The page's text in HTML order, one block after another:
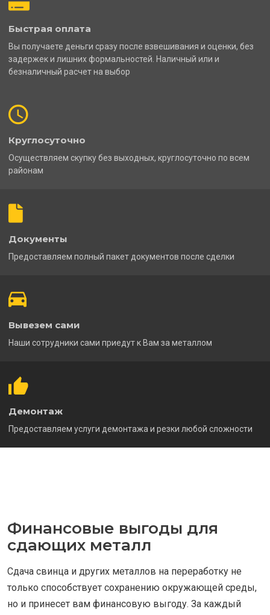
Быстрая оплата
Вы получаете деньги сразу после взвешивания и оценки, без
задержек и лишних формальностей. Наличный или и
безналичный расчет на выбор
Круглосуточно
Осуществляем скупку без выходных, круглосуточно по всем
районам
Документы
Предоставляем полный пакет документов после сделки
Вывезем сами
Наши сотрудники сами приедут к Вам за металлом
Демонтаж
Предоставляем услуги демонтажа и резки любой сложности
Финансовые выгоды для
сдающих металл
Сдача свинца и других металлов на переработку не
только способствует сохранению окружающей среды,
но и принесет вам финансовую выгоду. За каждый